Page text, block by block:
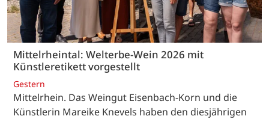
Mittelrheintal: Welterbe-Wein 2026 mit
Künstleretikett vorgestellt
Gestern
Mittelrhein. Das Weingut Eisenbach-Korn und die
Künstlerin Mareike Knevels haben den diesjährigen